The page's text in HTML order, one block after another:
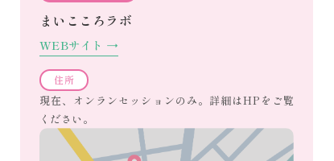
まいこころラボ
WEBサイト →
住所
現在、オンランセッションのみ。詳細はHPをご覧
ください。